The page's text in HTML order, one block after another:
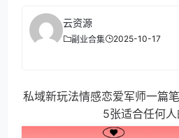
云资源
副业合集 2025-10-17
私域新玩法情感恋爱军师一篇
5张适合任何人